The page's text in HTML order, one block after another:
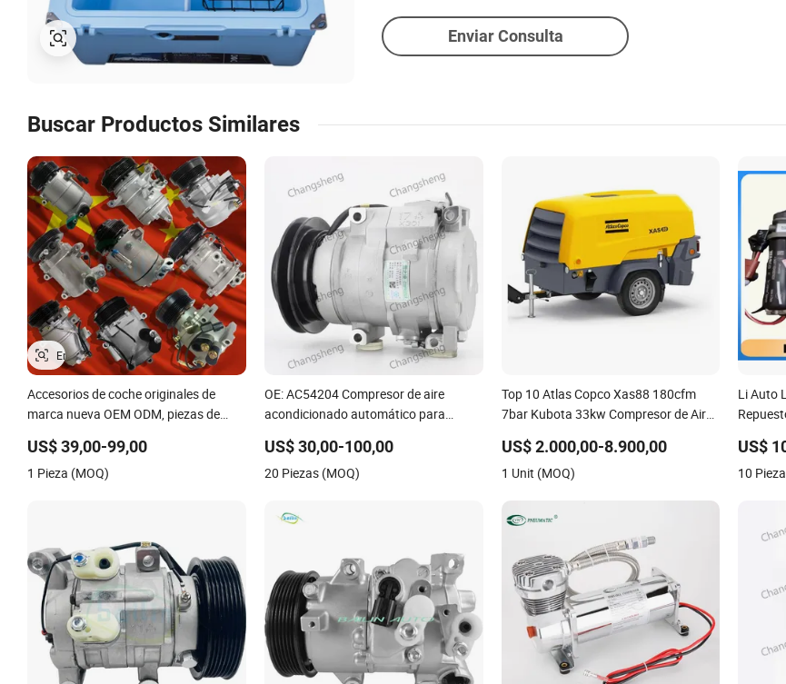
Enviar Consulta
Buscar Productos Similares
Accesorios de coche originales de
marca nueva OEM ODM, piezas de
aire acondicionado para Changan,
Dfsk, JAC, Byd, Chery, Great Wall,
US$ 39,00-99,00
1 Pieza (MOQ)
OE: AC54204 Compresor de aire
acondicionado automático para
US$ 30,00-100,00
20 Piezas (MOQ)
Top 10 Atlas Copco Xas88 180cfm
7bar Kubota 33kw Compresor de Aire
Neumáticos de Automóvil Distribuidor
US$ 2.000,00-8.900,00
1 Unit (MOQ)
Li Auto
Fábrica
Wabco
US$
10